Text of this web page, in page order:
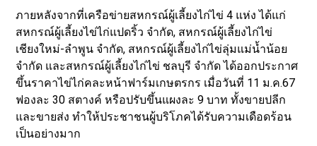
ภายหลังจากที่เครือข่ายสหกรณ์ผู้เลี้ยงไก่ไข่ 4 แห่ง ได้แก่
สหกรณ์ผู้เลี้ยงไข่ไก่แปดริ้ว จำกัด, สหกรณ์ผู้เลี้ยงไก่ไข่
เชียงใหม่-ลำพูน จำกัด, สหกรณ์ผู้เลี้ยงไก่ไข่ลุ่มแม่น้ำน้อย
จำกัด และสหกรณ์ผู้เลี้ยงไก่ไข่ ชลบุรี จำกัด ได้ออกประกาศ
ขึ้นราคาไข่ไก่คละหน้าฟาร์มเกษตรกร เมื่อวันที่ 11 ม.ค.67
ฟองละ 30 สตางค์ หรือปรับขึ้นแผงละ 9 บาท ทั้งขายปลีก
และขายส่ง ทำให้ประชาชนผู้บริโภคได้รับความเดือดร้อน
เป็นอย่างมาก